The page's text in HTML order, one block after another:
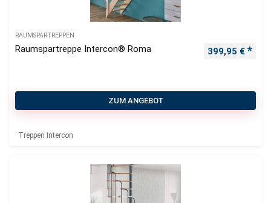
RAUMSPARTREPPEN
Raumspartreppe Intercon® Roma 399,95 €
ZUM ANGEBOT
Treppen Intercon